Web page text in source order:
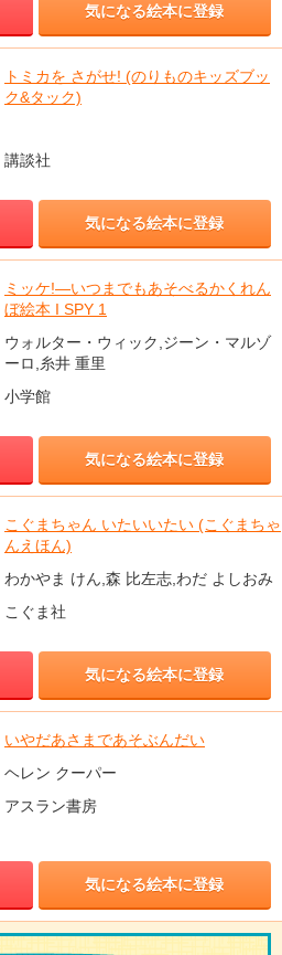
気になる絵本に登録
トミカを さがせ! (のりものキッズブッ
ク&タック)
講談社
気になる絵本に登録
ミッケ!―いつまでもあそべるかくれん
ぼ絵本 I SPY 1
ウォルター・ウィック,ジーン・マルゾ
ーロ,糸井 重里
小学館
気になる絵本に登録
こぐまちゃん いたいいたい (こぐまちゃ
んえほん)
わかやま けん,森 比左志,わだ よしおみ
こぐま社
気になる絵本に登録
いやだあさまであそぶんだい
ヘレン クーパー
アスラン書房
気になる絵本に登録